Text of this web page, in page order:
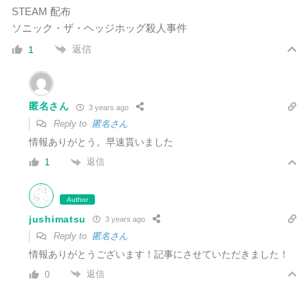
STEAM 配布
ソニック・ザ・ヘッジホッグ殺人事件
1 返信
匿名さん 3 years ago
Reply to 匿名さん
情報ありがとう。早速貰いました
1 返信
Author
jushimatsu 3 years ago
Reply to 匿名さん
情報ありがとうございます！記事にさせていただきました！
0 返信